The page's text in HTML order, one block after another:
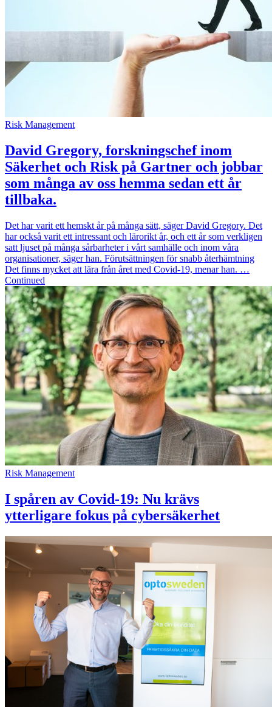
Risk Management
David Gregory, forskningschef inom
Säkerhet och Risk på Gartner och jobbar
som många av oss hemma sedan ett år
tillbaka.
Det har varit ett hemskt år på många sätt, säger David Gregory. Det
har också varit ett intressant och lärorikt år, och ett år som verkligen
satt ljuset på många sårbarheter i vårt samhälle och inom våra
organisationer, säger han. Förutsättningen för snabb återhämtning
Det finns mycket att lära från året med Covid-19, menar han. …
Continued
Risk Management
I spåren av Covid-19: Nu krävs
ytterligare fokus på cybersäkerhet